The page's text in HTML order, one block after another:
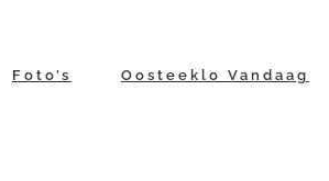
Foto’s Oosteeklo Vandaag